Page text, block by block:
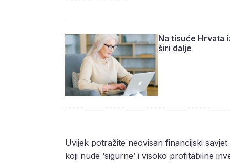
Na tisuće Hrvata
širi dalje
Uvijek potražite neovisan financijski
koji nude ‘sigurne’ i visoko profitabilne